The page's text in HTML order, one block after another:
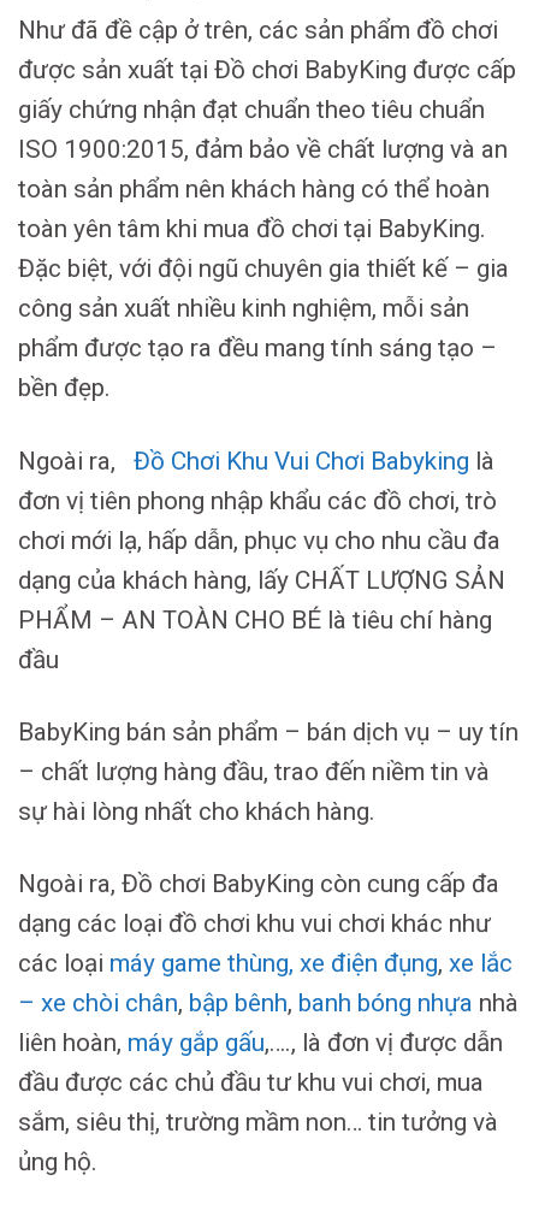
Như đã đề cập ở trên, các sản phẩm đồ chơi
được sản xuất tại Đồ chơi BabyKing được cấp
giấy chứng nhận đạt chuẩn theo tiêu chuẩn
ISO 1900:2015, đảm bảo về chất lượng và an
toàn sản phẩm nên khách hàng có thể hoàn
toàn yên tâm khi mua đồ chơi tại BabyKing.
Đặc biệt, với đội ngũ chuyên gia thiết kế – gia
công sản xuất nhiều kinh nghiệm, mỗi sản
phẩm được tạo ra đều mang tính sáng tạo –
bền đẹp.
Ngoài ra, Đồ Chơi Khu Vui Chơi Babyking là
đơn vị tiên phong nhập khẩu các đồ chơi, trò
chơi mới lạ, hấp dẫn, phục vụ cho nhu cầu đa
dạng của khách hàng, lấy CHẤT LƯỢNG SẢN
PHẨM – AN TOÀN CHO BÉ là tiêu chí hàng
đầu
BabyKing bán sản phẩm – bán dịch vụ – uy tín
– chất lượng hàng đầu, trao đến niềm tin và
sự hài lòng nhất cho khách hàng.
Ngoài ra, Đồ chơi BabyKing còn cung cấp đa
dạng các loại đồ chơi khu vui chơi khác như
các loại máy game thùng, xe điện đụng, xe lắc
– xe chòi chân, bập bênh, banh bóng nhựa nhà
liên hoàn, máy gắp gấu,…., là đơn vị được dẫn
đầu được các chủ đầu tư khu vui chơi, mua
sắm, siêu thị, trường mầm non… tin tưởng và
ủng hộ.